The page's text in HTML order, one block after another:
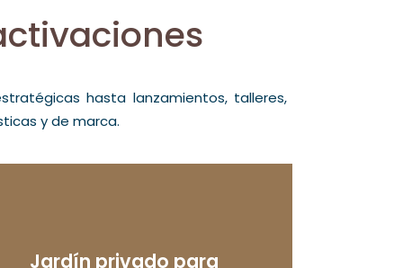
hasta lanzamientos, talleres,
y de marca.
Jardín privado para